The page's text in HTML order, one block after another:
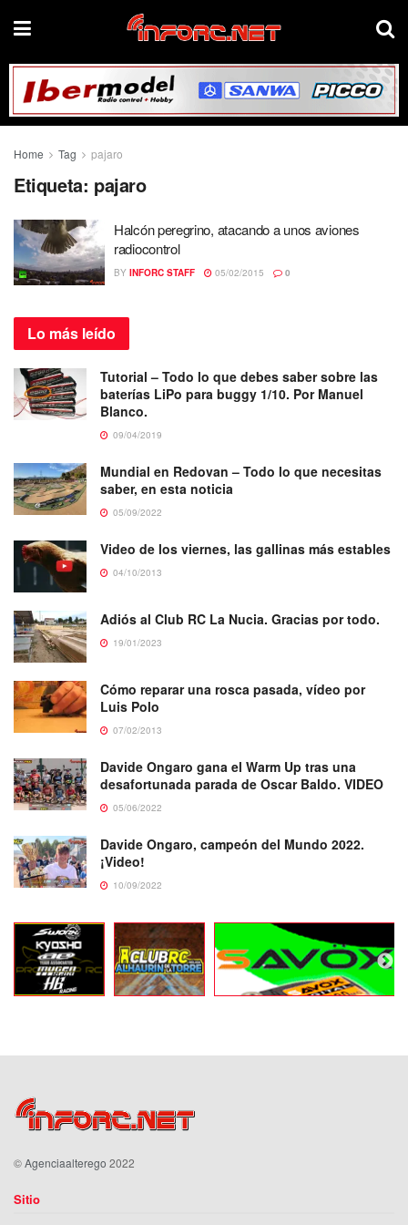
Home Tag pajaro
Etiqueta: pajaro
Halcón peregrino, atacando a unos aviones
radiocontrol
BY INFORC STAFF 05/02/2015 0
Lo más leído
Tutorial – Todo lo que debes saber sobre las
baterías LiPo para buggy 1/10. Por Manuel
Blanco.
09/04/2019
Mundial en Redovan – Todo lo que necesitas
saber, en esta noticia
05/09/2022
Video de los viernes, las gallinas más estables
04/10/2013
Adiós al Club RC La Nucia. Gracias por todo.
19/01/2023
Cómo reparar una rosca pasada, vídeo por
Luis Polo
07/02/2013
Davide Ongaro gana el Warm Up tras una
desafortunada parada de Oscar Baldo. VIDEO
05/06/2022
Davide Ongaro, campeón del Mundo 2022.
¡Video!
10/09/2022
©Agenciaalterego 2022
Sitio